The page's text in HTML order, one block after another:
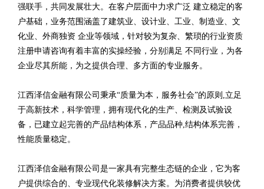
强联手，共同发展壮大。在客户层面中力求广泛 建立稳定的客
户基础，业务范围涵盖了建筑业、设计业、工业、制造业、文
化业、外商独资 企业等领域，针对较为复杂、繁琐的行业资质
注册申请咨询有着丰富的实操经验，分别满足 不同行业，为各
企业尽其所能，为之提供合理、多方面的专业服务。
江西泽信金融有限公司秉承“质量为本，服务社会”的原则,立足
于高新技术，科学管理，拥有现代化的生产、检测及试验设
备，已建立起完善的产品结构体系，产品品种,结构体系完善，
性能质量稳定。
江西泽信金融有限公司是一家具有完整生态链的企业，它为客
户提供综合的、专业现代化装修解决方案。为消费者提供较优